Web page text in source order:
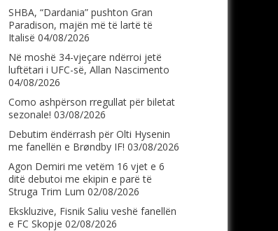
SHBA, “Dardania” pushton Gran
Paradison, majën më të lartë të
Italisë 04/08/2026
Në moshë 34-vjeçare ndërroi jetë
luftëtari i UFC-së, Allan Nascimento
04/08/2026
Como ashpërson rregullat për biletat
sezonale! 03/08/2026
Debutim ëndërrash për Olti Hysenin
me fanellën e Brøndby IF! 03/08/2026
Agon Demiri me vetëm 16 vjet e 6
ditë debutoi me ekipin e parë të
Struga Trim Lum 02/08/2026
Ekskluzive, Fisnik Saliu veshë fanellën
e FC Skopje 02/08/2026